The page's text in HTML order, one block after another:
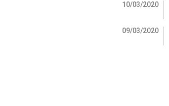
10/03/2020
09/03/2020